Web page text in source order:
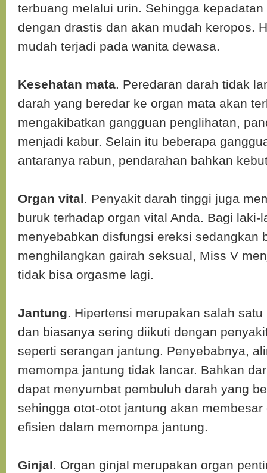
terbuang melalui urin. Sehingga
dengan drastis dan akan mudah keropos.
mudah terjadi pada wanita dewasa.
Kesehatan mata. Peredaran darah tidak
darah yang beredar ke organ mata akan
mengakibatkan gangguan penglihatan,
menjadi kabur. Selain itu beberapa
antaranya rabun, pendarahan bahkan
Organ vital. Penyakit darah tinggi juga
buruk terhadap organ vital Anda. Bagi laki-
menyebabkan disfungsi ereksi sedangkan
menghilangkan gairah seksual, Miss V
tidak bisa orgasme lagi.
Jantung. Hipertensi merupakan salah
dan biasanya sering diikuti dengan
seperti serangan jantung. Penyebabnya,
memompa jantung tidak lancar. Bahkan
dapat menyumbat pembuluh darah yang
sehingga otot-otot jantung akan
efisien dalam memompa jantung.
Ginjal. Organ ginjal merupakan organ